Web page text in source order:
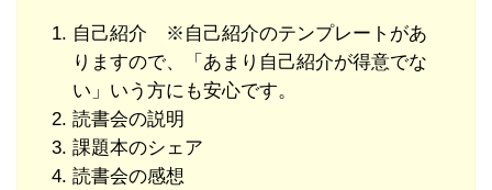
自己紹介 ※自己紹介のテンプレートがあ
りますので、「あまり自己紹介が得意でな
い」いう方にも安心です。
読書会の説明
課題本のシェア
読書会の感想